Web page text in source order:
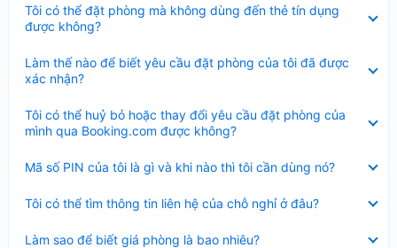
Tôi có thể đặt phòng mà không dùng đến thẻ tín dụng
được không?
thu
gọn
Làm thế nào để biết yêu cầu đặt phòng của tôi đã được
xác nhận?
thu
gọn
Tôi có thể huỷ bỏ hoặc thay đổi yêu cầu đặt phòng của
mình qua Booking.com được không?
thu
gọn
Mã số PIN của tôi là gì và khi nào thì tôi cần dùng nó?
thu
Tôi có thể tìm thông tin liên hệ của chỗ nghỉ ở đâu?
thu
Làm sao để biết giá phòng là bao nhiêu?
thu